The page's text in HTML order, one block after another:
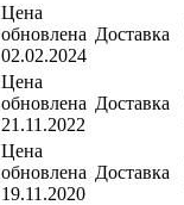
Цена
обновлена
02.02.2024
Доставка
Цена
обновлена
21.11.2022
Доставка
Цена
обновлена
19.11.2020
Доставка